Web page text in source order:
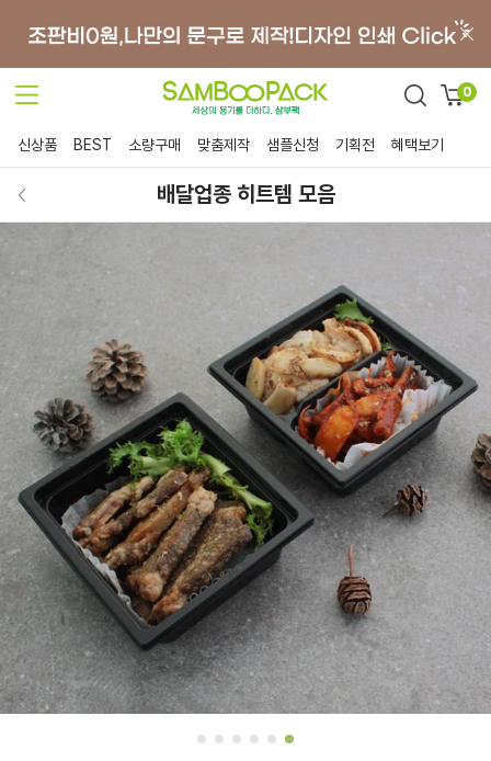
0
신상품 BEST 소량구매 맞춤제작 샘플신청 기획전 혜택보기
배달업종 히트템 모음